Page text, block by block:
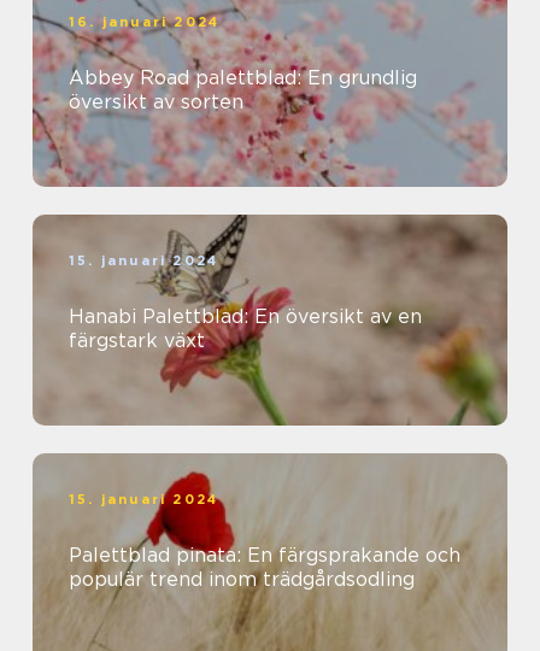
16. januari 2024
Abbey Road palettblad: En grundlig
översikt av sorten
15. januari 2024
Hanabi Palettblad: En översikt av en
färgstark växt
15. januari 2024
Palettblad pinata: En färgsprakande och
populär trend inom trädgårdsodling